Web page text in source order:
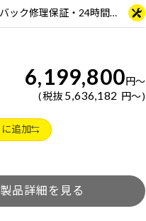
3年間センドバック修理保証・24時間×365日電話サポート
6,199,800円～
税抜 5,636,182 円～
追加